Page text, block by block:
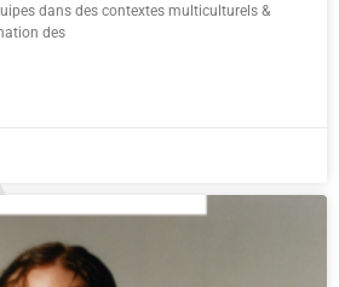
dans des contextes multiculturels &
des